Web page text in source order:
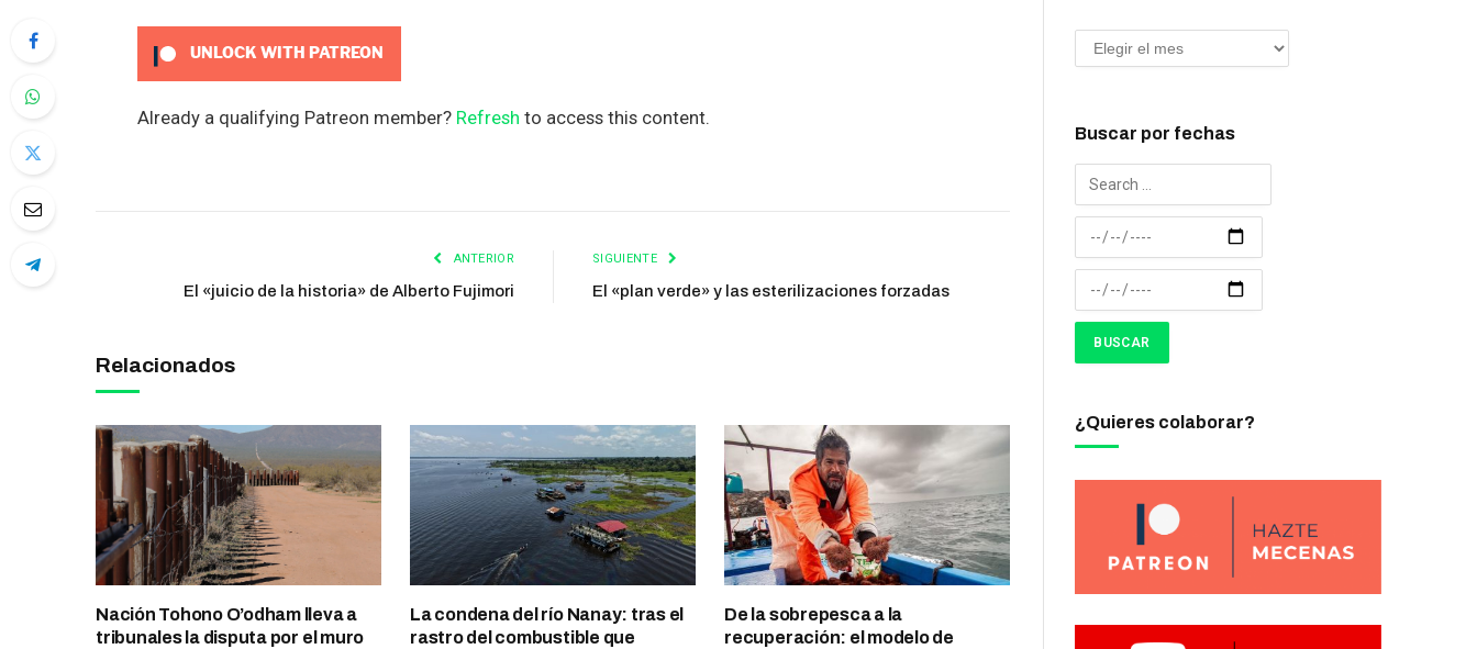
UNLOCK WITH PATREON
Already a qualifying Patreon member? Refresh to access this content.
ANTERIOR
El «juicio de la historia» de Alberto Fujimori
SIGUIENTE
El «plan verde» y las esterilizaciones forzadas
Relacionados
Nación Tohono O’odham lleva a
tribunales la disputa por el muro
La condena del río Nanay: tras el
rastro del combustible que
De la sobrepesca a la
recuperación: el modelo de
Buscar por fechas
¿Quieres colaborar?